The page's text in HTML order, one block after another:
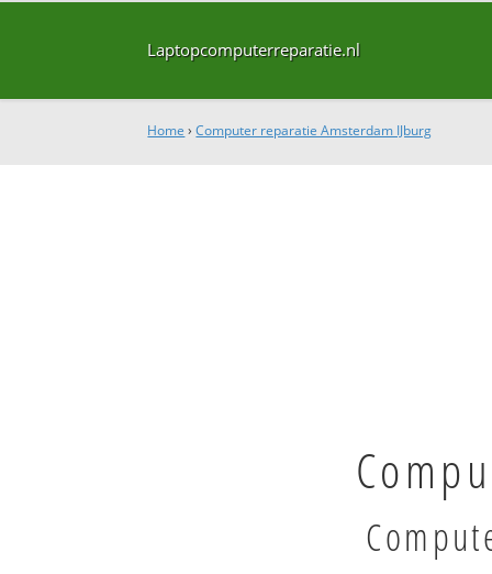
Laptopcomputerreparatie.nl
Home ›Computer reparatie Amsterdam IJburg